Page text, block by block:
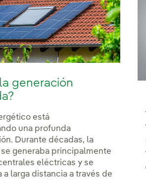
generación
está
una profunda
Durante décadas, la
generaba principalmente
eléctricas y se
a larga distancia a través de